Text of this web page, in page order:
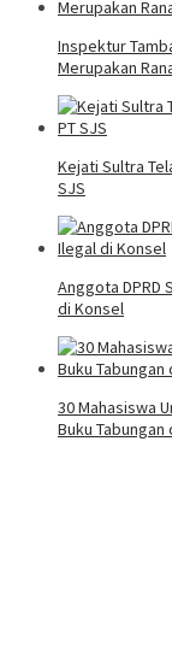
Inspektur
Merupakan
Kejati Sultra
SJS
Anggota DPRD
di Konsel
30 Mahasiswa
Buku Tabungan